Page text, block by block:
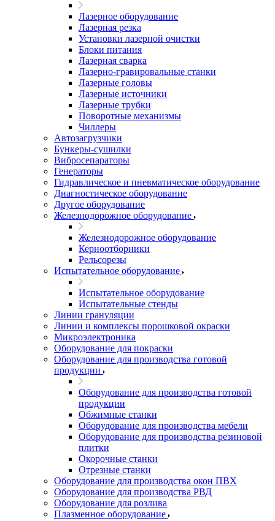
Лазерное оборудование
Лазерная резка
Установки лазерной очистки
Блоки питания
Лазерная сварка
Лазерно-гравировальные станки
Лазерные головы
Лазерные источники
Лазерные трубки
Поворотные механизмы
Чиллеры
Автозагрузчики
Бункеры-сушилки
Вибросепараторы
Генераторы
Гидравлическое и пневматическое оборудование
Диагностическое оборудование
Другое оборудование
Железнодорожное оборудование
Железнодорожное оборудование
Керноотборники
Рельсорезы
Испытательное оборудование
Испытательное оборудование
Испытательные стенды
Линии грануляции
Линии и комплексы порошковой окраски
Микроэлектроника
Оборудование для покраски
Оборудование для производства готовой
продукции
Оборудование для производства готовой
продукции
Обжимные станки
Оборудование для производства мебели
Оборудование для производства резиновой
плитки
Окорочные станки
Отрезные станки
Оборудование для производства окон ПВХ
Оборудование для производства РВД
Оборудование для розлива
Плазменное оборудование